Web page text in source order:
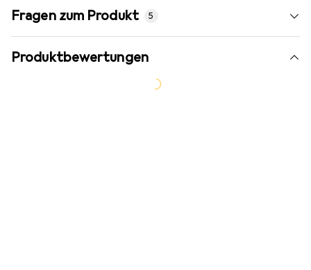
Fragen zum Produkt 5
Produktbewertungen